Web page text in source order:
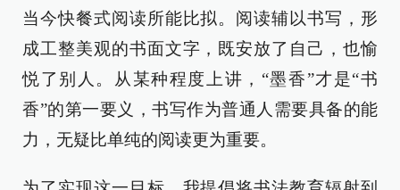
当今快餐式阅读所能比拟。阅读辅以书写，形
成工整美观的书面文字，既安放了自己，也愉
悦了别人。从某种程度上讲，“墨香”才是“书
香”的第一要义，书写作为普通人需要具备的能
力，无疑比单纯的阅读更为重要。